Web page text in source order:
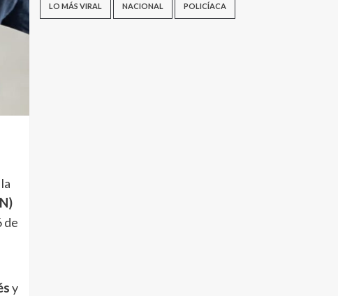
de
y
LO MÁS VIRAL NACIONAL POLICÍACA